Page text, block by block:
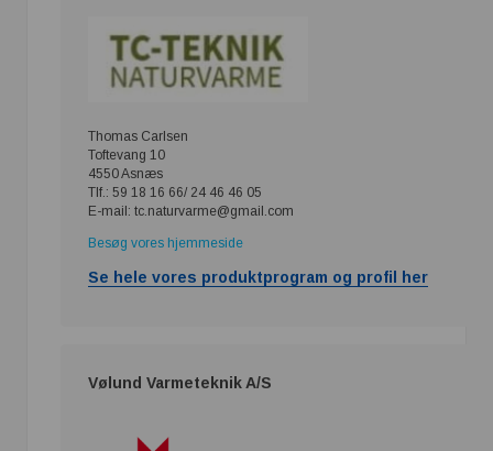
Thomas Carlsen
Toftevang 10
4550 Asnæs
Tlf.: 59 18 16 66/ 24 46 46 05
E-mail: tc.naturvarme@gmail.com
Besøg vores hjemmeside
Se hele vores produktprogram og profil her
Vølund Varmeteknik A/S